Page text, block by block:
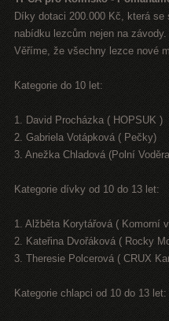
Díky dotaci 200.000 Kč, která
nabídku lezcům nejen na závody.
Věříme, že všechny lezce nové
Kategorie do 10 let:
1. David Procházka ( HOPSUK )
2. Gabriela Votápková ( Pečky)
3. Anežka Chladová (Polní
Kategorie dívky od 10 do 13 let:
1. Alžběta Korytářová ( Komorní
2. Kateřina Dvořáková ( Rocky
3. Theresie Polcerová ( CRUX
Kategorie chlapci od 10 do 13 let: